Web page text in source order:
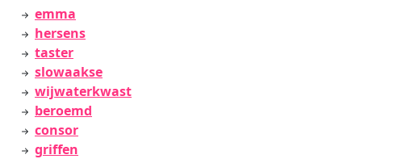
emma
hersens
taster
slowaakse
wijwaterkwast
beroemd
consor
griffen